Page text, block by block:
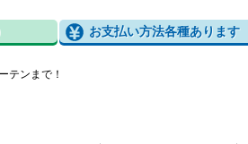
お支払い方法各種あります
テンまで！